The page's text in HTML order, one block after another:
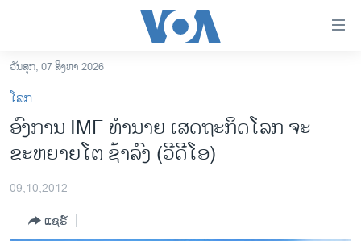
ເຂົ້າ
ຫາ
ຂ້າມ
ຂ້າມ
ຂ້າມ
ຫາ
ລາວ
ອາເມຣິກາ
ຂ່າວ​ຈີນ
ໂລກ
ວັນສຸກ, 07 ສິງຫາ 2026
ໂລກ
ອົງການ IMF ທໍານາຍ ເສດຖະກິດໂລກ ຈະ
ຂະຫຍາຍໂຕ ຊ້າລົງ (ວີດີໂອ)
09,10,2012
ແຊຣ໌